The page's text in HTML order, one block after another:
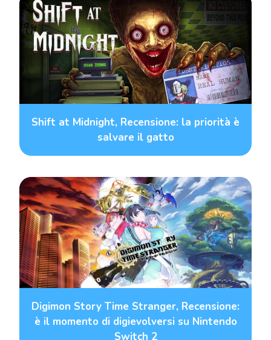
Shift at Midnight, Recensione: la priorità è
salvare il gatto
Digimon Story Time Stranger, Recensione:
è il momento di digievolversi su Nintendo
Switch 2